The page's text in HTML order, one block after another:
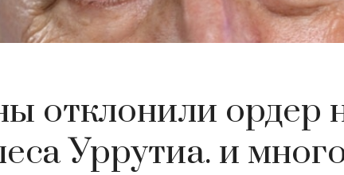
отклонили ордер
Уррутиа. и